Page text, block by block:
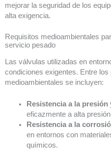
mejorar la seguridad de los
alta exigencia.
Requisitos medioambientales
servicio pesado
Las válvulas utilizadas en
condiciones exigentes. Entre los
medioambientales se incluyen:
Resistencia a la presión
eficazmente a alta
Resistencia a la
en entornos con
químicos.